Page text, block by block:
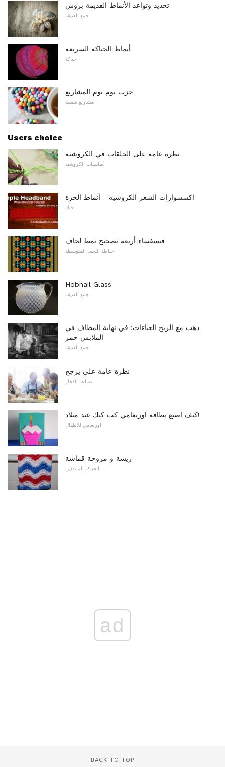
تحديد وتواعد الأنماط القديمة بروش
جمع العتيقة
أنماط الحياكة السريعة
حياكة
حزب بوم بوم المشاريع
مشاريع شعبية
Users choice
نظرة عامة على الحلقات في الكروشيه
أساسيات الكروشيه
اكسسوارات الشعر الكروشيه - أنماط الحرة
حبك
فسيفساء أربعة تصحيح نمط لحاف
خياطة اللحف المتوسطة
Hobnail Glass
جمع العتيقة
ذهب مع الريح العباءات: في نهاية المطاف في
الملابس خمر
جمع العتيقة
نظرة عامة على يزجج
صناعة الفخار
كيف اصنع بطاقة اوريغامي كب كيك عيد ميلاد!
اوريغامي للاطفال
ريشة و مروحة قماشة
الحياكة المبتدئين
ad
BACK TO TOP